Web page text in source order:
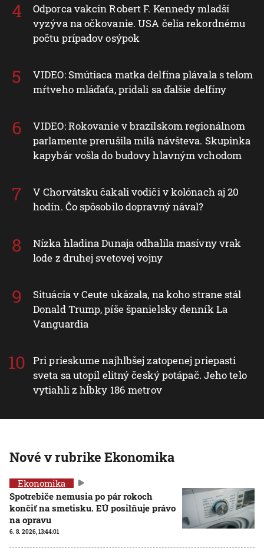
Odporca vakcín Robert F. Kennedy mladší
vyzýva na očkovanie. USA čelia rekordnému
počtu prípadov osýpok
VIDEO: Smútiaca matka delfína plávala s telom
mŕtveho mláďaťa, pridali sa ďalšie delfíny
VIDEO: Rokovanie v brazílskom regionálnom
parlamente prerušila milá návšteva. Skupinka
kapybár vošla do budovy hlavným vchodom
V Chorvátsku čakali vodiči v kolónach aj 20
hodín. Čo spôsobilo dopravný nával?
Nízka hladina Dunaja odhalila masívny vrak
lode z druhej svetovej vojny
Situácia v Ceute ukázala, na koho strane stál
Donald Trump, píše španielsky denník La
Vanguardia
Pri prieskume najhlbšej zatopenej priepasti
sveta sa utopil elitný český potápač. Jeho telo
vytiahli z hĺbky 186 metrov
Nové v rubrike Ekonomika
Ekonomika
Spotrebiče nemusia po pár rokoch
končiť na smetisku. EÚ posilňuje právo
na opravu
6. 8. 2026, 13:44:01